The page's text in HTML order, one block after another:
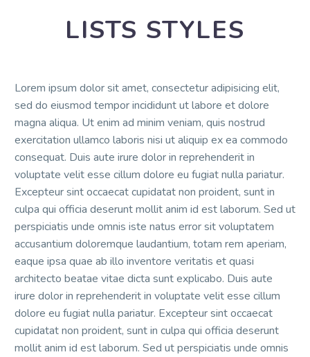
LISTS STYLES
Lorem ipsum dolor sit amet, consectetur adipisicing elit,
sed do eiusmod tempor incididunt ut labore et dolore
magna aliqua. Ut enim ad minim veniam, quis nostrud
exercitation ullamco laboris nisi ut aliquip ex ea commodo
consequat. Duis aute irure dolor in reprehenderit in
voluptate velit esse cillum dolore eu fugiat nulla pariatur.
Excepteur sint occaecat cupidatat non proident, sunt in
culpa qui officia deserunt mollit anim id est laborum. Sed ut
perspiciatis unde omnis iste natus error sit voluptatem
accusantium doloremque laudantium, totam rem aperiam,
eaque ipsa quae ab illo inventore veritatis et quasi
architecto beatae vitae dicta sunt explicabo. Duis aute
irure dolor in reprehenderit in voluptate velit esse cillum
dolore eu fugiat nulla pariatur. Excepteur sint occaecat
cupidatat non proident, sunt in culpa qui officia deserunt
mollit anim id est laborum. Sed ut perspiciatis unde omnis